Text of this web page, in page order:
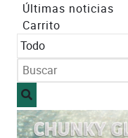
Últimas noticias
Carrito